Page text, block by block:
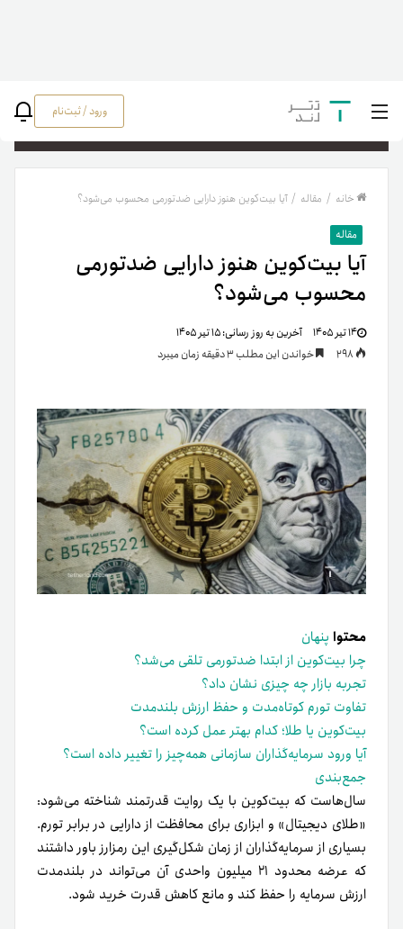
ورود / ثبت‌نام
خانه / مقاله / آیا بیت‌کوین هنوز دارایی ضدتورمی محسوب می‌شود؟
مقاله
آیا بیت‌کوین هنوز دارایی ضدتورمی
محسوب می‌شود؟
۱۴ تیر ۱۴۰۵ آخرین به روز رسانی:۱۵ تیر ۱۴۰۵
خواندن این مطلب 3 دقیقه زمان میبرد
محتوا پنهان
چرا بیت‌کوین از ابتدا ضدتورمی تلقی می‌شد؟
تجربه بازار چه چیزی نشان داد؟
تفاوت تورم کوتاه‌مدت و حفظ ارزش بلندمدت
بیت‌کوین یا طلا؛ کدام بهتر عمل کرده است؟
آیا ورود سرمایه‌گذاران سازمانی همه‌چیز را تغییر داده است؟
جمع‌بندی
سال‌هاست که بیت‌کوین با یک روایت قدرتمند شناخته می‌شود:
«طلای دیجیتال» و ابزاری برای محافظت از دارایی در برابر تورم.
بسیاری از سرمایه‌گذاران از زمان شکل‌گیری این رمزارز باور داشتند
که عرضه محدود ۲۱ میلیون واحدی آن می‌تواند در بلندمدت
ارزش سرمایه را حفظ کند و مانع کاهش قدرت خرید شود.